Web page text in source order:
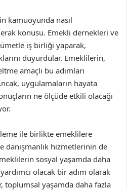
kamuoyunda nasıl
konusu. Emekli dernekleri ve
iş birliği yaparak,
duyurdular. Emeklilerin,
amaçlı bu adımları
uygulamaların hayata
ne ölçüde etkili olacağı
ile birlikte emeklilere
danışmanlık hizmetlerinin de
sosyal yaşamda daha
olacak bir adım olarak
toplumsal yaşamda daha fazla